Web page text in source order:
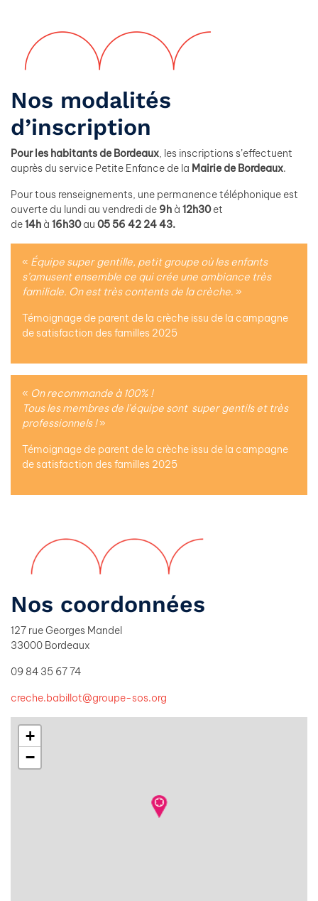
Nos modalités
d’inscription
Pour les habitants de Bordeaux, les inscriptions s’effectuent
auprès du service Petite Enfance de la Mairie de Bordeaux.
Pour tous renseignements, une permanence téléphonique est
ouverte du lundi au vendredi de 9h à 12h30et
de14h à 16h30au 05 56 42 24 43.
« Équipe super gentille, petit groupe où les enfants
s’amusent ensemble ce qui crée une ambiance très
familiale. On est très contents de la crèche. »
Témoignage de parent de la crèche issu de la campagne
de satisfaction des familles 2025
« On recommande à 100% !
Tous les membres de l’équipe sont super gentils et très
professionnels !»
Témoignage de parent de la crèche issu de la campagne
de satisfaction des familles 2025
Nos coordonnées
127 rue Georges Mandel
33000 Bordeaux
09 84 35 67 74
creche.babillot@groupe-sos.org
+
−